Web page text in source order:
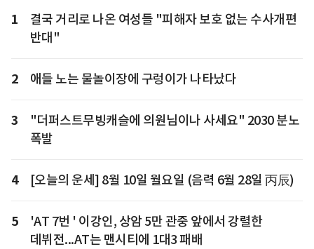
1
결국 거리로 나온 여성들 "피해자 보호 없는 수사개편
반대"
2 애들 노는 물놀이장에 구렁이가 나타났다
3
"더퍼스트무빙캐슬에 의원님이나 사세요" 2030 분노
폭발
4 [오늘의 운세] 8월 10일 월요일 (음력 6월 28일 丙辰)
5
'AT 7번 ' 이강인, 상암 5만 관중 앞에서 강렬한
데뷔전...AT는 맨시티에 1대3 패배